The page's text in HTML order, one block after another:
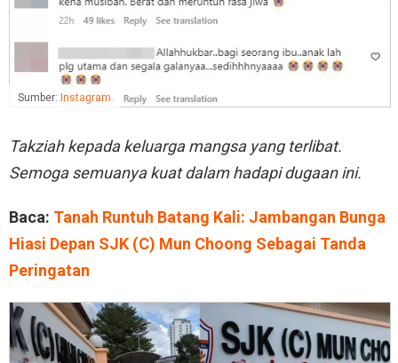
Sumber: Instagram
Takziah kepada keluarga mangsa yang terlibat.
Semoga semuanya kuat dalam hadapi dugaan ini.
Baca: Tanah Runtuh Batang Kali: Jambangan Bunga
Hiasi Depan SJK (C) Mun Choong Sebagai Tanda
Peringatan